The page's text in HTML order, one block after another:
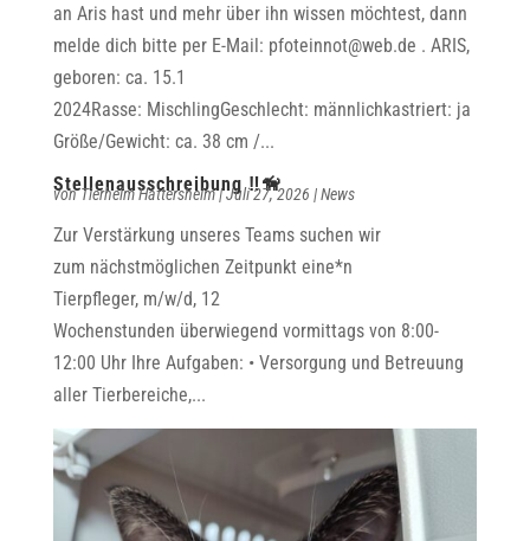
an Aris hast und mehr über ihn wissen möchtest, dann
melde dich bitte per E-Mail: pfoteinnot@web.de . ARIS,
geboren: ca. 15.1
2024Rasse: MischlingGeschlecht: männlichkastriert: ja
Größe/Gewicht: ca. 38 cm /...
Stellenausschreibung ‼️🦮
vonTierheim Hattersheim|Juli 27, 2026 |News
Zur Verstärkung unseres Teams suchen wir
zum nächstmöglichen Zeitpunkt eine*n
Tierpfleger, m/w/d, 12
Wochenstunden überwiegend vormittags von 8:00-
12:00 Uhr Ihre Aufgaben: • Versorgung und Betreuung
aller Tierbereiche,...